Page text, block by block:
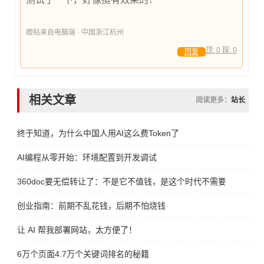
跟帖来自电脑端 · 中国浙江杭州
顶: 0 踩: 0
回复
相关文章 阅读更多： 站长
终于知道，为什么中国人用AI这么费Token了
AI编程从零开始：环境配置到开发调试
360doc要无偿转让了：不是它不值钱，是这个时代不需要它了
创业指南：前期不乱花钱，后期不怕烧钱
让 AI 帮我部署网站，太方便了！
6万个页面4.7万个关键词排名的秘籍